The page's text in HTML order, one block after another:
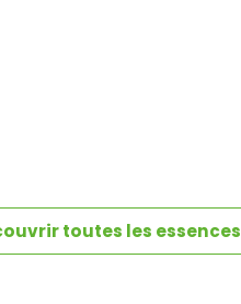
toutes les essences